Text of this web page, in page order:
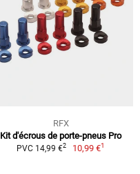
RFX
Kit d'écrous de porte-pneus Pro
PVC 14,99 €2 10,99 €1